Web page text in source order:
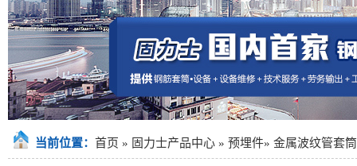
当前位置： 首页 » 固力士产品中心 » 预埋件» 金属波纹管套筒